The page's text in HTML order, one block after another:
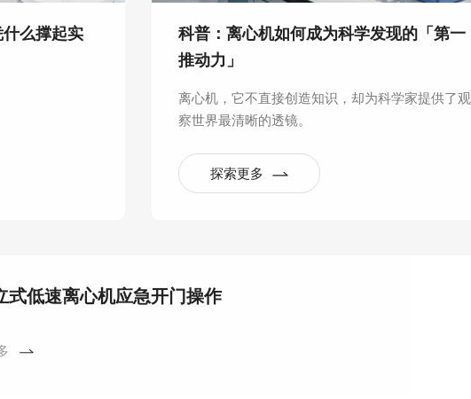
么撑起实
科普：离心机如何成为科学发现的「第一
推动力」
离心机，它不直接创造知识，却为科学家提供了观
察世界最清晰的透镜。
探索更多
式低速离心机应急开门操作